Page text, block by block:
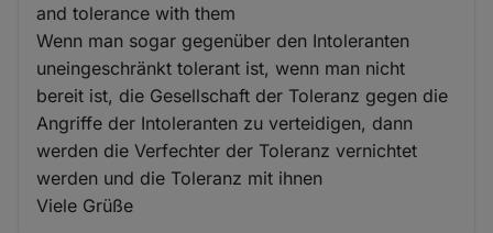
and tolerance with them
Wenn man sogar gegenüber den Intoleranten
uneingeschränkt tolerant ist, wenn man nicht
bereit ist, die Gesellschaft der Toleranz gegen die
Angriffe der Intoleranten zu verteidigen, dann
werden die Verfechter der Toleranz vernichtet
werden und die Toleranz mit ihnen
Viele Grüße